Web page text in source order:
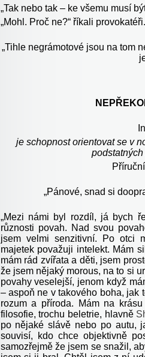
„Tak nebo tak – ke všemu musí
„Mohl. Proč ne?“ říkali provokatéři.
„Tihle negrámotové jsou na tom
je schopnost orientovat se v
„Pánové, snad si
„Mezi námi byl rozdíl, já bych
různosti povah. Nad svou
jsem velmi senzitivní. Po otci
majetek považuji intelekt. Mám
mám rád zvířata a děti, jsem
že jsem nějaký morous, na to si
povahy veselejší, jenom když
– aspoň ne v takového boha, jak
rozum a příroda. Mám na
filosofie, trochu beletrie, hlavně
po nějaké slávě nebo po autu,
souvisí, kdo chce objektivně
samozřejmě že jsem se snažil,